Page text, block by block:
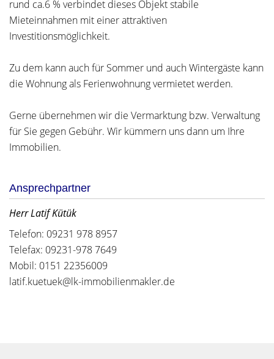
rund ca.6 % verbindet dieses Objekt stabile
Mieteinnahmen mit einer attraktiven
Investitionsmöglichkeit.
Zu dem kann auch für Sommer und auch Wintergäste kann
die Wohnung als Ferienwohnung vermietet werden.
Gerne übernehmen wir die Vermarktung bzw. Verwaltung
für Sie gegen Gebühr. Wir kümmern uns dann um Ihre
Immobilien.
Ansprechpartner
Herr Latif Kütük
Telefon: 09231 978 8957
Telefax: 09231-978 7649
Mobil: 0151 22356009
latif.kuetuek@lk-immobilienmakler.de